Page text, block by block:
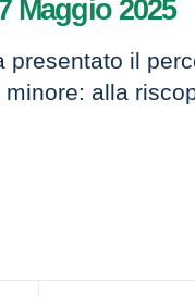
Maggio 2025
presentato il
alla